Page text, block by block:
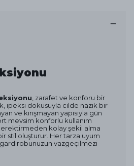
, zarafet ve konforu bir
ipeksi dokusuyla cilde nazik bir
ve kırışmayan yapısıyla gün
mevsim konforlu kullanım
kolay şekil alma
stil oluşturur. Her tarza uyum
gardırobunuzun vazgeçilmezi